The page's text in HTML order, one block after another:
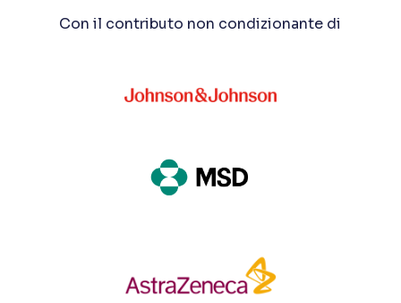
Con il contributo non condizionante di